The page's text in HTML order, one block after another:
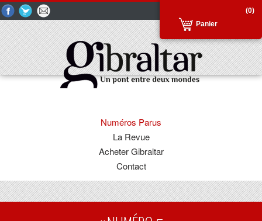
(0)
Panier
Numéros Parus
La Revue
Acheter Gibraltar
Contact